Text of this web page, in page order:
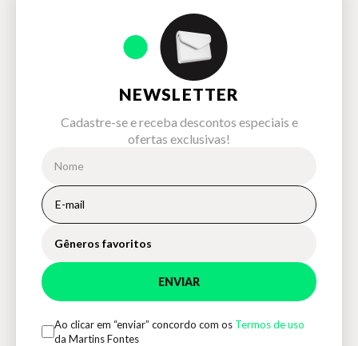
NEWSLETTER
Cadastre-se e receba descontos especiais e
ofertas exclusivas!
Gêneros favoritos
ENVIAR
Ao clicar em “enviar” concordo com os Termos de uso
da Martins Fontes